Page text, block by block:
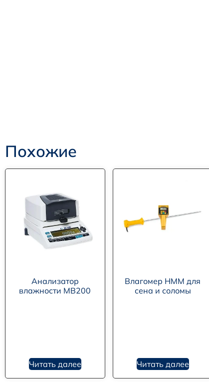
Похожие
Анализатор
влажности MB200
Читать далее
Влагомер HMM для
сена и соломы
Читать далее